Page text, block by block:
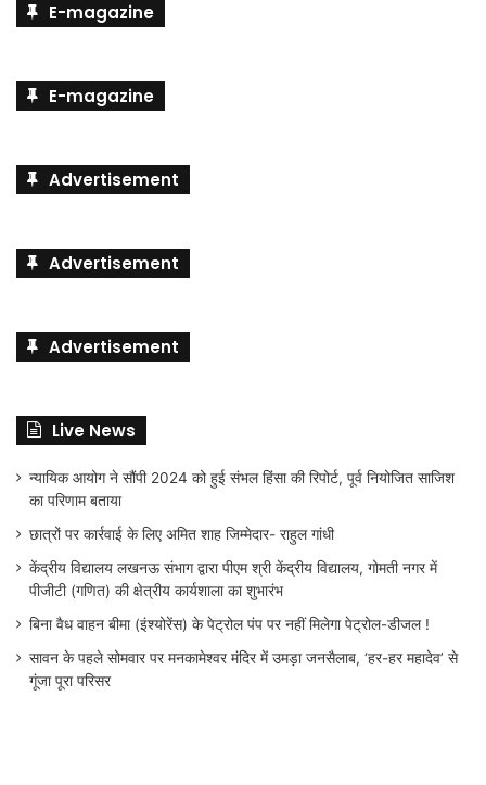
E-magazine
E-magazine
Advertisement
Advertisement
Advertisement
Live News
न्यायिक आयोग ने सौंपी 2024 को हुई संभल हिंसा की रिपोर्ट, पूर्व नियोजित साजिश
का परिणाम बताया
छात्रों पर कार्रवाई के लिए अमित शाह जिम्मेदार- राहुल गांधी
केंद्रीय विद्यालय लखनऊ संभाग द्वारा पीएम श्री केंद्रीय विद्यालय, गोमती नगर में
पीजीटी (गणित) की क्षेत्रीय कार्यशाला का शुभारंभ
बिना वैध वाहन बीमा (इंश्योरेंस) के पेट्रोल पंप पर नहीं मिलेगा पेट्रोल-डीजल !
सावन के पहले सोमवार पर मनकामेश्वर मंदिर में उमड़ा जनसैलाब, ‘हर-हर महादेव’ से
गूंजा पूरा परिसर